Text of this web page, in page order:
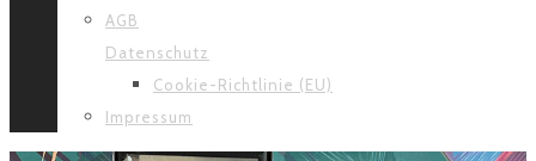
AGB
Datenschutz
Cookie-Richtlinie (EU)
Impressum